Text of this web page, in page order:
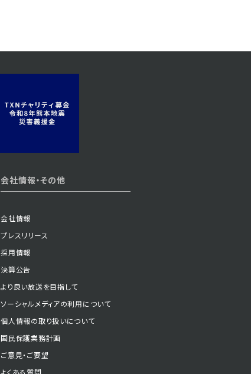
会社情報・その他
会社情報
プレスリリース
採用情報
決算公告
より良い放送を目指して
ソーシャルメディアの利用について
個人情報の取り扱いについて
国民保護業務計画
ご意見・ご要望
よくある質問